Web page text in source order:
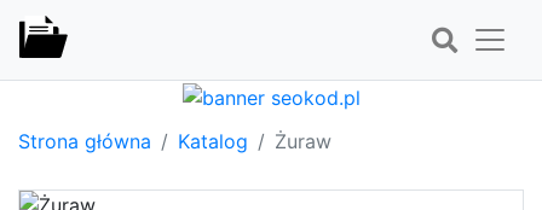
Strona główna Katalog Żuraw